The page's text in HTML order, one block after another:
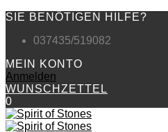
SIE BENÖTIGEN HILFE?
037435/519082
MEIN KONTO
Anmelden
WUNSCHZETTEL
0